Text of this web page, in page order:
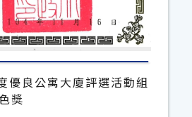
優良公寓大廈評選活動組
獎